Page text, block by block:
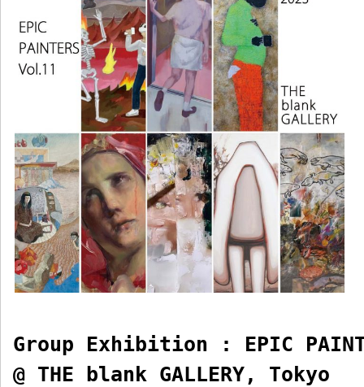
Group Exhibition : EPIC
@ THE blank GALLERY, Tokyo